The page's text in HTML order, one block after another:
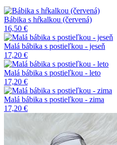
Bábika s hŕkalkou (červená)
16,50 €
Malá bábika s postieľkou - jeseň
17,20 €
Malá bábika s postieľkou - leto
17,20 €
Malá bábika s postieľkou - zima
17,20 €